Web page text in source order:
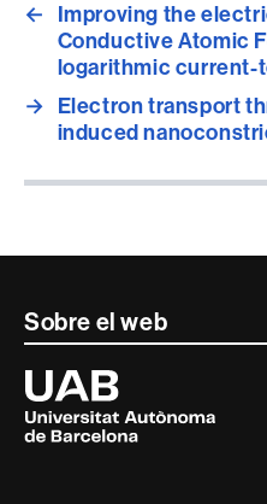
←
Improving the
Conductive Atomic
logarithmic current-
→ Electron transport
induced
Contacte
informació
legal
Sobre el web
Universitat
Autònoma
de
Barcelona